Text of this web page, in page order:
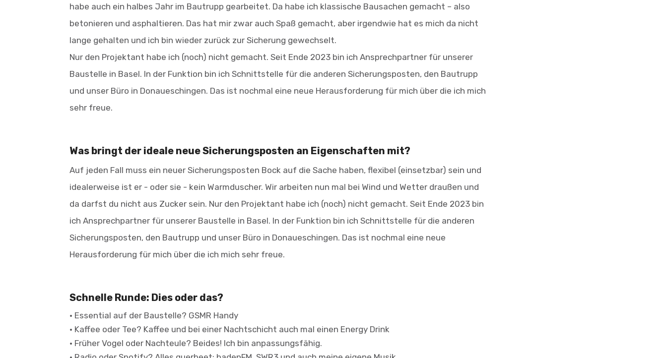
habe auch ein halbes Jahr im Bautrupp gearbeitet. Da habe ich klassische Bausachen gemacht – also
betonieren und asphaltieren. Das hat mir zwar auch Spaß gemacht, aber irgendwie hat es mich da nicht
lange gehalten und ich bin wieder zurück zur Sicherung gewechselt.
Nur den Projektant habe ich (noch) nicht gemacht. Seit Ende 2023 bin ich Ansprechpartner für unserer
Baustelle in Basel. In der Funktion bin ich Schnittstelle für die anderen Sicherungsposten, den Bautrupp
und unser Büro in Donaueschingen. Das ist nochmal eine neue Herausforderung für mich über die ich mich
sehr freue.
Was bringt der ideale neue Sicherungsposten an Eigenschaften mit?
Auf jeden Fall muss ein neuer Sicherungsposten Bock auf die Sache haben, flexibel (einsetzbar) sein und
idealerweise ist er - oder sie - kein Warmduscher. Wir arbeiten nun mal bei Wind und Wetter draußen und
da darfst du nicht aus Zucker sein. Nur den Projektant habe ich (noch) nicht gemacht. Seit Ende 2023 bin
ich Ansprechpartner für unserer Baustelle in Basel. In der Funktion bin ich Schnittstelle für die anderen
Sicherungsposten, den Bautrupp und unser Büro in Donaueschingen. Das ist nochmal eine neue
Herausforderung für mich über die ich mich sehr freue.
Schnelle Runde: Dies oder das?
• Essential auf der Baustelle? GSMR Handy
• Kaffee oder Tee? Kaffee und bei einer Nachtschicht auch mal einen Energy Drink
• Früher Vogel oder Nachteule? Beides! Ich bin anpassungsfähig.